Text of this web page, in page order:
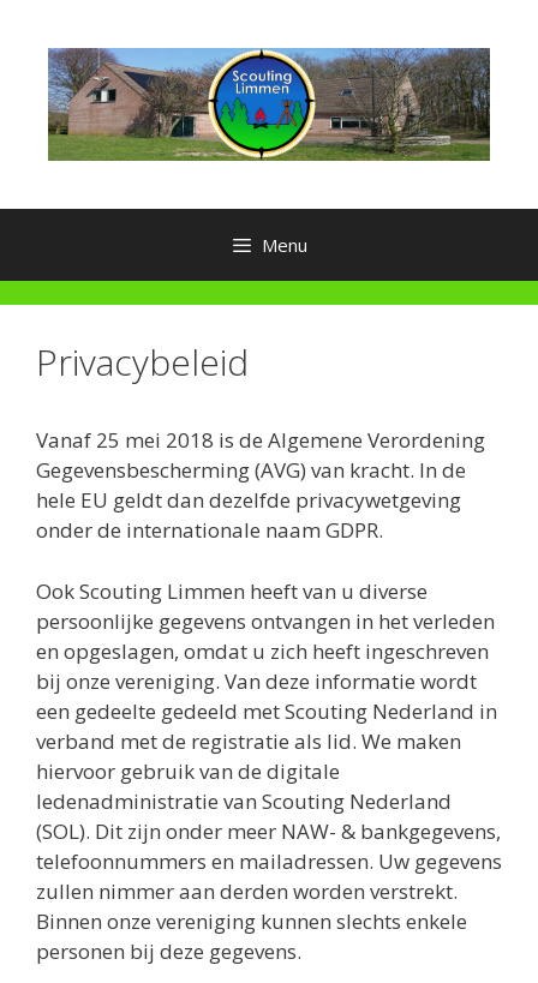
inhoud
Menu
Privacybeleid
Vanaf 25 mei 2018 is de Algemene Verordening
Gegevensbescherming (AVG) van kracht. In de
hele EU geldt dan dezelfde privacywetgeving
onder de internationale naam GDPR.
Ook Scouting Limmen heeft van u diverse
persoonlijke gegevens ontvangen in het verleden
en opgeslagen, omdat u zich heeft ingeschreven
bij onze vereniging. Van deze informatie wordt
een gedeelte gedeeld met Scouting Nederland in
verband met de registratie als lid. We maken
hiervoor gebruik van de digitale
ledenadministratie van Scouting Nederland
(SOL). Dit zijn onder meer NAW- & bankgegevens,
telefoonnummers en mailadressen. Uw gegevens
zullen nimmer aan derden worden verstrekt.
Binnen onze vereniging kunnen slechts enkele
personen bij deze gegevens.